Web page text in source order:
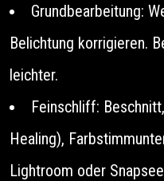
Grundbearbeitung:
Belichtung korrigieren.
leichter.
Feinschliff:
Healing),
Lightroom oder